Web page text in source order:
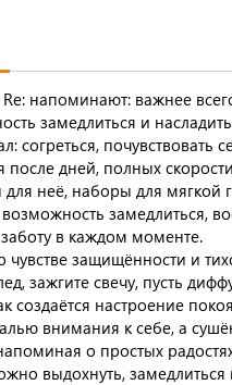
напоминают: важнее
замедлиться и
согреться, почувствовать
после дней, полных
неё, наборы для мягкой
замедлиться,
заботу в каждом моменте.
чувстве защищённости и
зажгите свечу, пусть
создаётся настроение
внимания к себе, а
о простых
выдохнуть,